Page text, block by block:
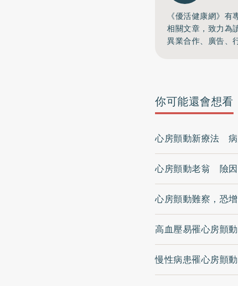
《優活健康網》
相關文章，致力為
異業合作、廣告、
你可能還會想看
心房顫動新療法 病
心房顫動老翁 險
心房顫動難察，恐
高血壓易罹心房顫
慢性病患罹心房顫